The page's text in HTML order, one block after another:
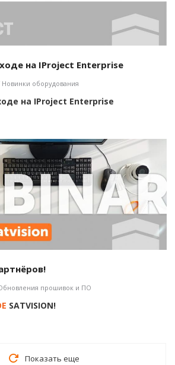
на IProject Enterprise
оборудования
на IProject Enterprise
прошивок и ПО
SATVISION!
Показать еще